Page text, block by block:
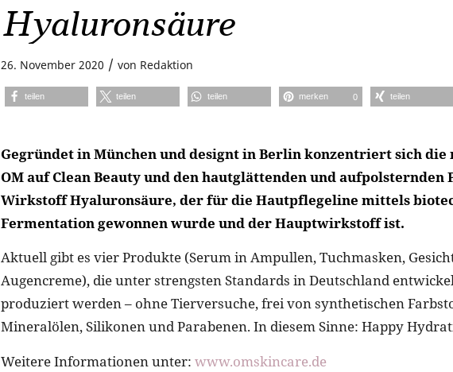
Hyaluronsäure
26. November 2020 / von Redaktion
teilen teilen teilen merken 0 teilen
Gegründet in München und designt in Berlin konzentriert sich die
OM auf Clean Beauty und den hautglättenden und aufpolsternden
Wirkstoff Hyaluronsäure, der für die Hautpflegeline mittels
Fermentation gewonnen wurde und der Hauptwirkstoff ist.
Aktuell gibt es vier Produkte (Serum in Ampullen, Tuchmasken,
Augencreme), die unter strengsten Standards in Deutschland
produziert werden – ohne Tierversuche, frei von synthetischen
Mineralölen, Silikonen und Parabenen. In diesem Sinne: Happy
Weitere Informationen unter: www.omskincare.de